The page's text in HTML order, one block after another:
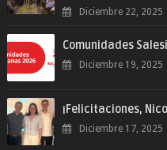
Diciembre 22, 2025
Comunidades
Diciembre 19, 2025
¡Felicitaciones,
Diciembre 17, 2025